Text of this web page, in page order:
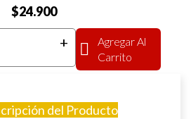
$24.900
+
Agregar Al
Carrito
del Producto